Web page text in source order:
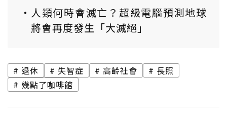
人類何時會滅亡？超級電腦預測地球
將會再度發生「大滅絕」
退休 失智症 高齡社會
長照
幾點了咖啡館